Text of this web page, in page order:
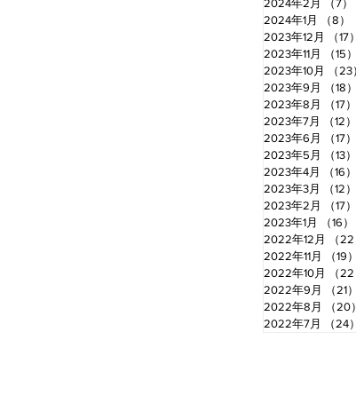
2024年2月
（7）
2024年1月
（8）
2023年12月
（17）
2023年11月
（15）
2023年10月
（23
2023年9月
（18）
2023年8月
（17）
2023年7月
（12）
2023年6月
（17）
2023年5月
（13）
2023年4月
（16）
2023年3月
（12）
2023年2月
（17）
2023年1月
（16）
2022年12月
（22
2022年11月
（19）
2022年10月
（22
2022年9月
（21）
2022年8月
（20）
2022年7月
（24）